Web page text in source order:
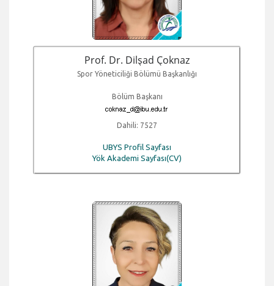
Prof. Dr. Dilşad Çoknaz
Spor Yöneticiliği Bölümü Başkanlığı
Bölüm Başkanı
Dahili: 7527
UBYS Profil Sayfası
Yök Akademi Sayfası(CV)